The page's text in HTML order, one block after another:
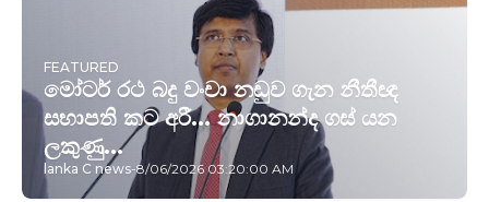
FEATURED
මෝටර් රථ බදු වංචා නඩුව ගැන නීතීඥ
සභාපති කට අරී... නාගානන්ද ගස් යන
ලකුණු...
lanka C news-8/06/2026 03:20:00 AM